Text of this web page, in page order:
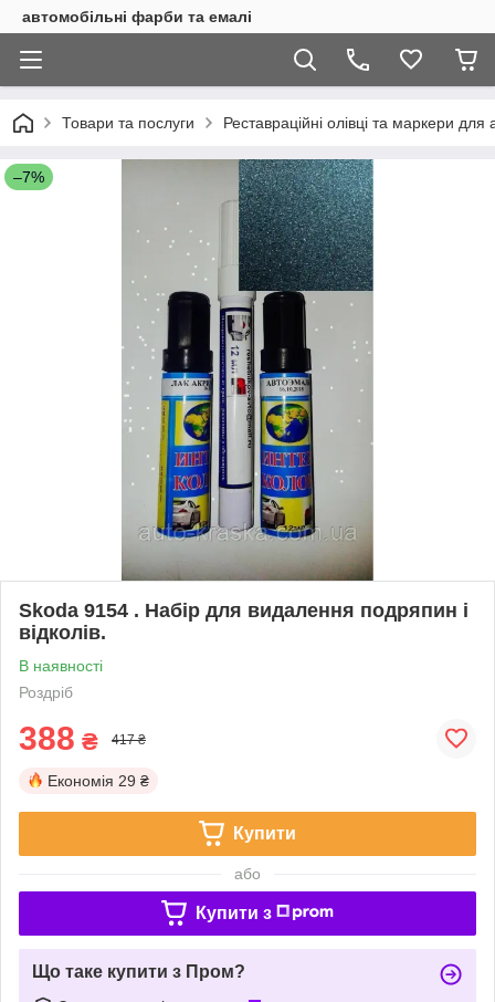
автомобільні фарби та емалі
Товари та послуги Реставраційні олівці та маркери для
–7%
Skoda 9154 . Набір для видалення подряпин і
відколів.
В наявності
Роздріб
388 ₴ 417 ₴
Економія 29 ₴
Купити
або
Купити з
Що таке купити з Пром?